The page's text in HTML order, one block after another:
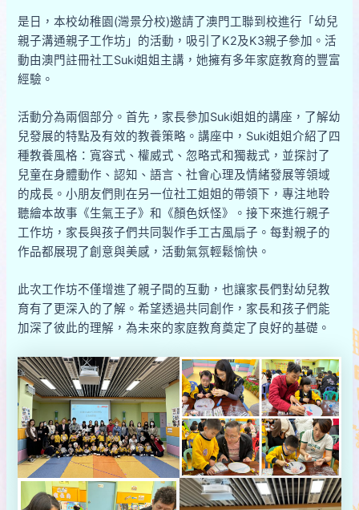
是日，本校幼稚園(灣景分校)邀請了澳門工聯到校進行「幼兒
親子溝通親子工作坊」的活動，吸引了K2及K3親子參加。活
動由澳門註冊社工Suki姐姐主講，她擁有多年家庭教育的豐富
經驗。
活動分為兩個部分。首先，家長參加Suki姐姐的講座，了解幼
兒發展的特點及有效的教養策略。講座中，Suki姐姐介紹了四
種教養風格：寬容式、權威式、忽略式和獨裁式，並探討了
兒童在身體動作、認知、語言、社會心理及情緒發展等領域
的成長。小朋友們則在另一位社工姐姐的帶領下，專注地聆
聽繪本故事《生氣王子》和《顏色妖怪》。接下來進行親子
工作坊，家長與孩子們共同製作手工古風扇子。每對親子的
作品都展現了創意與美感，活動氣氛輕鬆愉快。
此次工作坊不僅增進了親子間的互動，也讓家長們對幼兒教
育有了更深入的了解。希望透過共同創作，家長和孩子們能
加深了彼此的理解，為未來的家庭教育奠定了良好的基礎。